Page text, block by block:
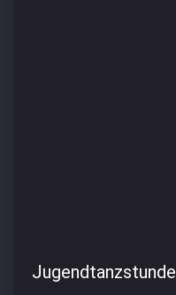
Jugendtanzstunde